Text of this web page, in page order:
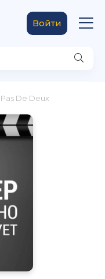
Войти
Pas De Deux